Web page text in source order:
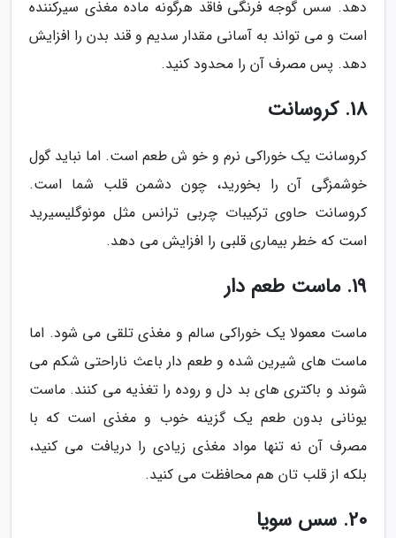
دهد. سس گوجه فرنگی فاقد هرگونه ماده مغذی سیرکننده
است و می تواند به آسانی مقدار سدیم و قند بدن را افزایش
دهد. پس مصرف آن را محدود کنید.
18. کروسانت
کروسانت یک خوراکی نرم و خو ش طعم است. اما نباید گول
خوشمزگی آن را بخورید، چون دشمن قلب شما است.
کروسانت حاوی ترکیبات چربی ترانس مثل مونوگلیسیرید
است که خطر بیماری قلبی را افزایش می دهد.
19. ماست طعم دار
ماست معمولا یک خوراکی سالم و مغذی تلقی می شود. اما
ماست های شیرین شده و طعم دار باعث ناراحتی شکم می
شوند و باکتری های بد دل و روده را تغذیه می کنند. ماست
یونانی بدون طعم یک گزینه خوب و مغذی است که با
مصرف آن نه تنها مواد مغذی زیادی را دریافت می کنید،
بلکه از قلب تان هم محافظت می کنید.
20. سس سویا